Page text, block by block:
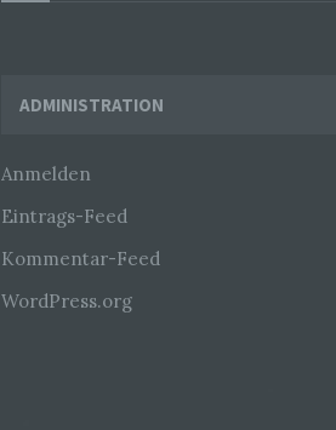
Widgets
ADMINISTRATION
Anmelden
Eintrags-Feed
Kommentar-Feed
WordPress.org